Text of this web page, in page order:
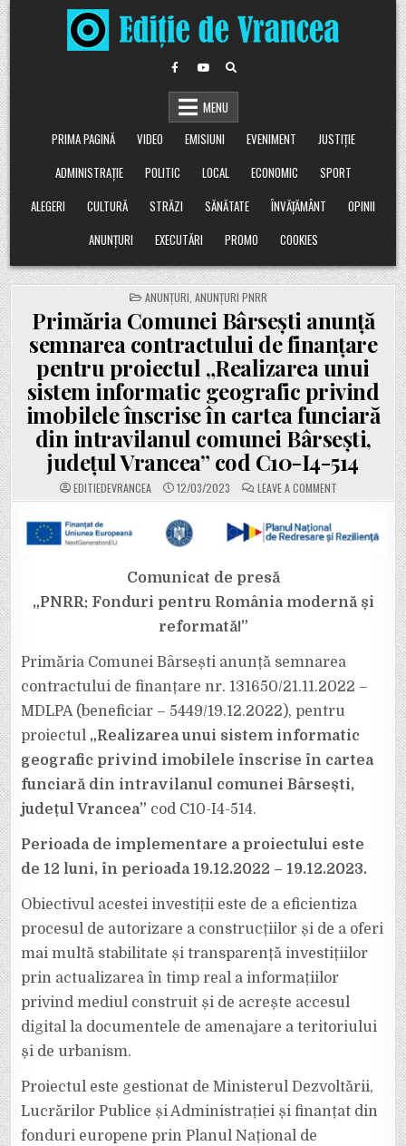
Skip
to
content
MENU
PRIMA PAGINĂ
VIDEO EMISIUNI EVENIMENT
JUSTIȚIE
ADMINISTRAȚIE
POLITIC LOCAL ECONOMIC
SPORT
ALEGERI
CULTURĂ STRĂZI SĂNĂTATE ÎNVĂȚĂMÂNT
OPINII
ANUNȚURI
EXECUTĂRI PROMO COOKIES
POSTED
IN
ANUNȚURI ANUNȚURI PNRR
Primăria Comunei Bârsești anunță
semnarea contractului de finanțare
pentru proiectul „Realizarea unui
sistem informatic geografic privind
imobilele înscrise în cartea funciară
din intravilanul comunei Bârsești,
județul Vrancea” cod C10-I4-514
EDITIEDEVRANCEA 12/03/2023 LEAVE A COMMENT
PRIMĂRIA
ANUNȚĂ
SEMNAREA
CONTRACTULUI
PROIECTUL
„REALIZAREA
PRIVIND
IMOBILELE
ÎNSCRISE
ÎN
CARTEA
FUNCIARĂ
DIN
INTRAVILANUL
BÂRSEȘTI,
JUDEȚUL
VRANCEA”
COD
Comunicat de presă
„PNRR: Fonduri pentru România modernă și
reformată!”
Primăria Comunei Bârsești anunță semnarea
contractului de finanțare nr. 131650/21.11.2022 –
MDLPA (beneficiar – 5449/19.12.2022), pentru
proiectul „Realizarea unui sistem informatic
geografic privind imobilele înscrise în cartea
funciară din intravilanul comunei Bârsești,
județul Vrancea” cod C10-I4-514.
Perioada de implementare a proiectului este
de 12 luni, în perioada 19.12.2022 – 19.12.2023.
Obiectivul acestei investiții este de a eficientiza
procesul de autorizare a construcțiilor și de a oferi
mai multă stabilitate și transparență investițiilor
prin actualizarea în timp real a informațiilor
privind mediul construit și de acrește accesul
digital la documentele de amenajare a teritoriului
și de urbanism.
Proiectul este gestionat de Ministerul Dezvoltării,
Lucrărilor Publice și Administrației și finanțat din
fonduri europene prin Planul Național de